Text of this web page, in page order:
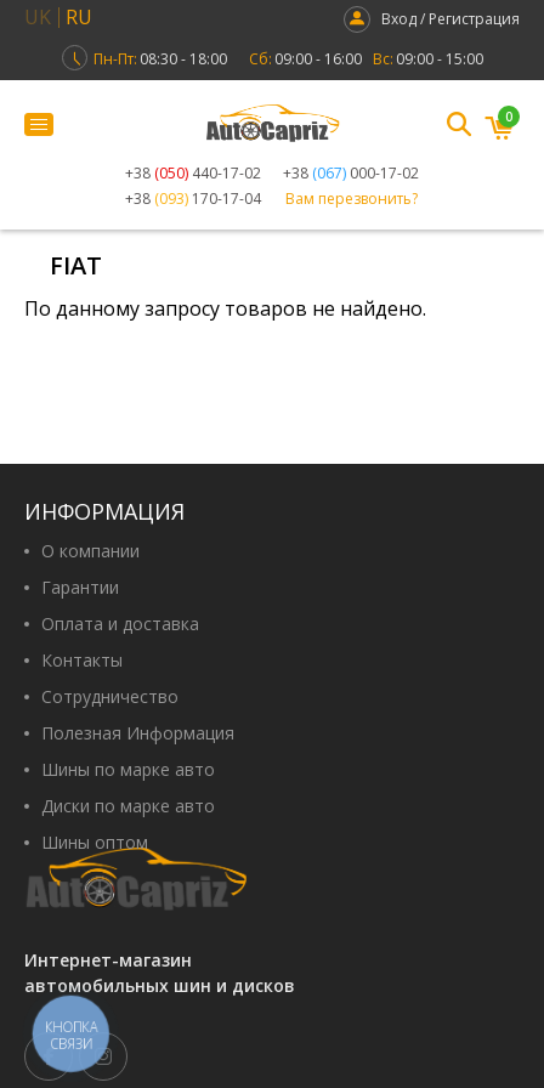
UK RU
Вход / Регистрация
Пн-Пт: 08:30 - 18:00 Сб: 09:00 - 16:00 Вс: 09:00 - 15:00
+38 (050) 440-17-02 +38 (067) 000-17-02
+38 (093) 170-17-04 Вам перезвонить?
0
FIAT
По данному запросу товаров не найдено.
Интернет-магазин
автомобильных шин и дисков
ИНФОРМАЦИЯ
О компании
Гарантии
Оплата и доставка
Контакты
Сотрудничество
Полезная Информация
Шины по марке авто
Диски по марке авто
Шины оптом
КНОПКА
СВЯЗИ